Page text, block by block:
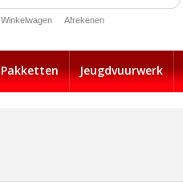
Winkelwagen Afrekenen
Pakketten Jeugdvuurwerk